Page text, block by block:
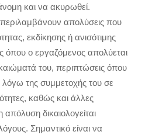
και να ακυρωθεί.
απολύσεις που
εκδίκησης ή ανισότιμης
όπου ο εργαζόμενος απολύεται
του, περιπτώσεις όπου
της συμμετοχής του σε
καθώς και άλλες
δικαιολογείται
Σημαντικό είναι να